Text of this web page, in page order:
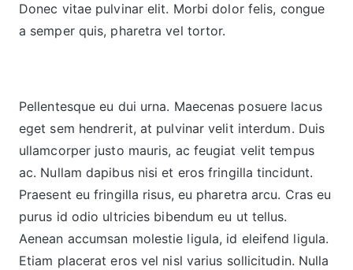
Donec vitae pulvinar elit. Morbi dolor felis, congue
a semper quis, pharetra vel tortor.
Pellentesque eu dui urna. Maecenas posuere lacus
eget sem hendrerit, at pulvinar velit interdum. Duis
ullamcorper justo mauris, ac feugiat velit tempus
ac. Nullam dapibus nisi et eros fringilla tincidunt.
Praesent eu fringilla risus, eu pharetra arcu. Cras eu
purus id odio ultricies bibendum eu ut tellus.
Aenean accumsan molestie ligula, id eleifend ligula.
Etiam placerat eros vel nisl varius sollicitudin. Nulla